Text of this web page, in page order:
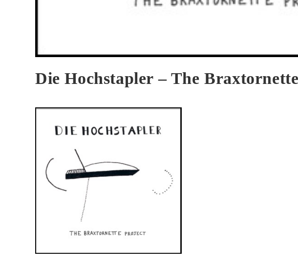
Die Hochstapler – The